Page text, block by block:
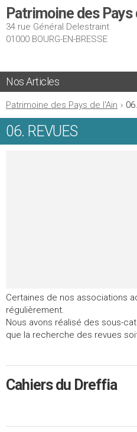
Patrimoine des Pays
34 rue Général Delestraint
01000 BOURG-EN-BRESSE
Nos Articles
Patrimoine des Pays de l'Ain ›
06. REVUES
Certaines de nos associations
régulièrement.
Nous avons réalisé des sous-
que la recherche des revues
Cahiers du Dreffia